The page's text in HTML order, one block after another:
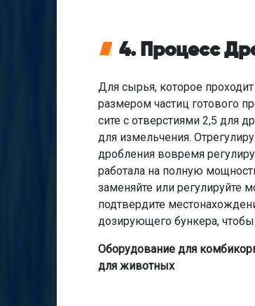
4. Процесс
Для сырья, которое
размером частиц готового
сите с отверстиями 2,5 для
для измельчения.
дробления вовремя
работала на полную
заменяйте или регулируйте
подтвердите
дозирующего бункера,
Оборудование для
для животных